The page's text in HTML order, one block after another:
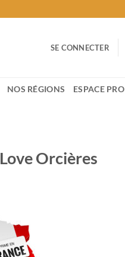
SE CONNECTER
NOS RÉGIONS ESPACE PRO
Orcières